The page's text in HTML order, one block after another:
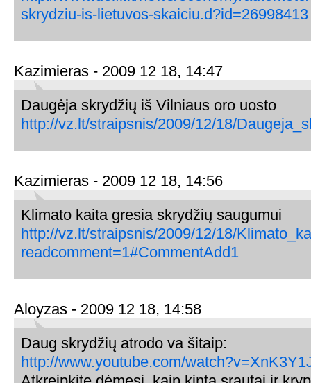
skrydziu-is-lietuvos-skaiciu.d?id=26998413
Kazimieras - 2009 12 18, 14:47
Daugėja skrydžių iš Vilniaus oro uosto
http://vz.lt/straipsnis/2009/12/18/
Kazimieras - 2009 12 18, 14:56
Klimato kaita gresia skrydžių saugumui
http://vz.lt/straipsnis/2009/12/18/
readcomment=1#CommentAdd1
Aloyzas - 2009 12 18, 14:58
Daug skrydžių atrodo va šitaip:
http://www.youtube.com/